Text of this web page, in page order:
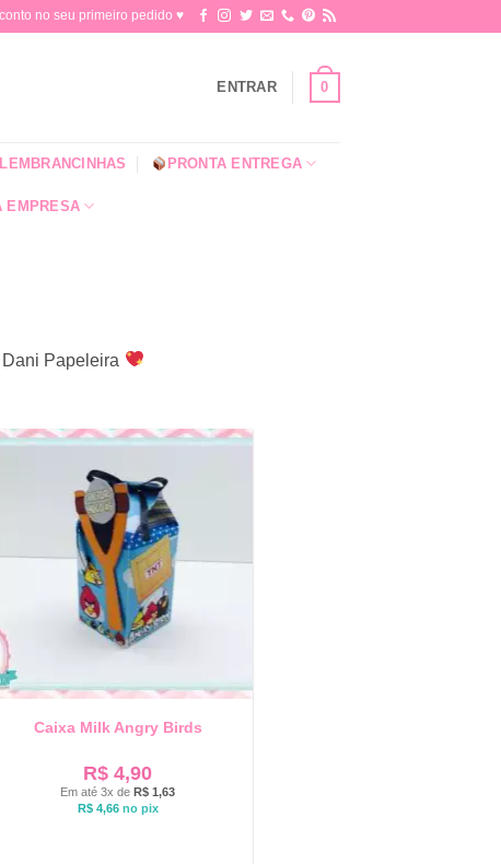
no seu primeiro pedido ♥​
ENTRAR 0
LEMBRANCINHAS PRONTA ENTREGA
EMPRESA
Papeleira
Caixa Milk Angry Birds
R$ 4,90
Em até 3x deR$ 1,63
R$4,66 no pix